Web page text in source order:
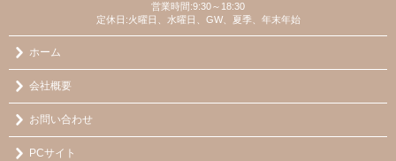
営業時間:9:30～18:30
定休日:火曜日、水曜日、GW、夏季、年末年始
ホーム
会社概要
お問い合わせ
PCサイト